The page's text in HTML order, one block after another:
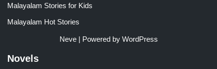
Malayalam Stories for Kids
Malayalam Hot Stories
Neve| Powered by WordPress
Novels